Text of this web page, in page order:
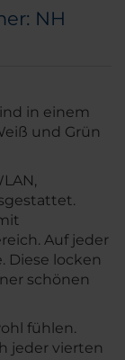
NH
in einem
und Grün
Auf jeder
Diese locken
schönen
fühlen.
jeder vierten